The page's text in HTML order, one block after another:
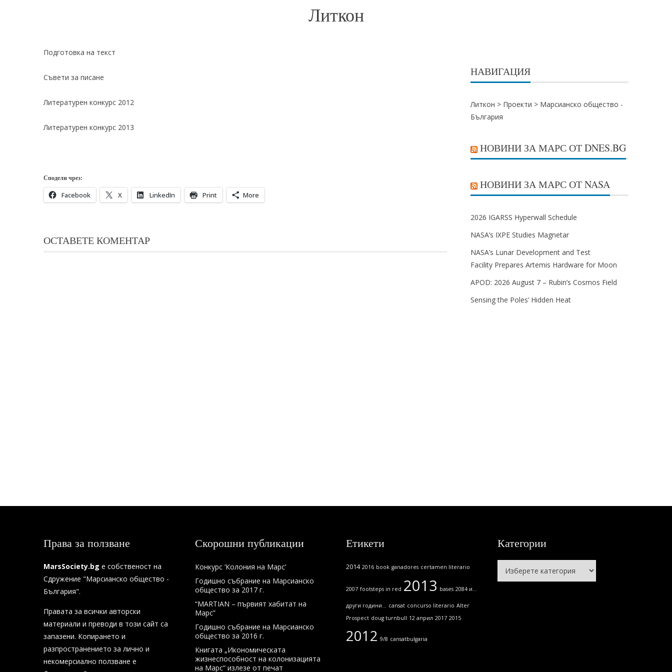
Литкон
Подготовка на текст
Съвети за писане
Литературен конкурс 2012
Литературен конкурс 2013
Сподели чрез:
Facebook X LinkedIn Print More
ОСТАВЕТЕ КОМЕНТАР
НАВИГАЦИЯ
Литкон > Проекти > Марсианско общество -
България
НОВИНИ ЗА МАРС ОТ DNES.BG
НОВИНИ ЗА МАРС ОТ NASA
2026 IGARSS Hyperwall Schedule
NASA’s IXPE Studies Magnetar
NASA’s Lunar Development and Test
Facility Prepares Artemis Hardware for Moon
APOD: 2026 August 7 – Rubin’s Cosmos Field
Sensing the Poles’ Hidden Heat
Права за ползване
MarsSociety.bg е собственост на
Сдружение "Марсианско общество -
България".
Правата за всички авторски
материали и преводи в този сайт са
запазени. Копирането и
разпространението за лично и
некомерсиално ползване е
Скорошни публикации
Конкурс ‘Колония на Марс’
Годишно събрание на Марсианско
общество за 2017 г.
“MARTIAN – първият хабитат на
Марс”
Годишно събрание на Марсианско
общество за 2016 г.
Книгата „Икономическата
жизнеспособност на колонизацията
на Марс“ излезе от печат
Етикети
2014 2016 book ganadores certamen literario
2007 footsteps in red 2013 bases 2084 и...
други години... cansat concurso literario Alter
Prospect doug turnbull 12 април 2017 2015
2012 9/8 cansatbulgaria
Категории
Категории